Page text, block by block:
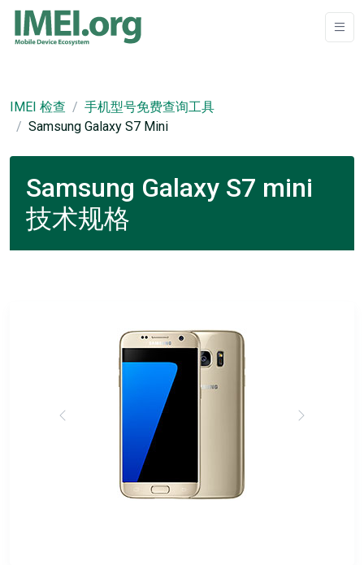
IMEI 检查
手机型号免费查询工具
Samsung Galaxy S7 Mini
Samsung Galaxy S7 mini
技术规格